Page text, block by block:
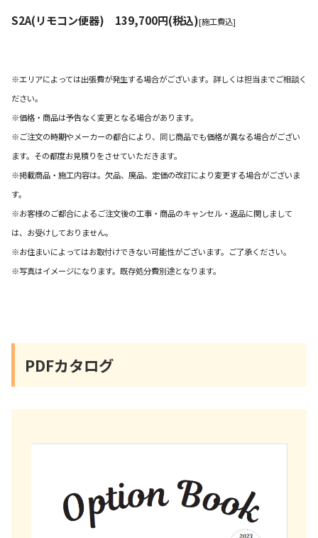
S2A(リモコン便器) 139,700円(税込)[施工費込]
※エリアによっては出張費が発生する場合がございます。詳しくは担当までご相談く
ださい。
※価格・商品は予告なく変更となる場合があります。
※ご注文の時期やメーカーの都合により、同じ商品でも価格が異なる場合がござい
ます。その都度お見積りをさせていただきます。
※掲載商品・施工内容は。欠品、廃品、定価の改訂により変更する場合がございま
す。
※お客様のご都合によるご注文後の工事・商品のキャンセル・返品に関しまして
は、お受けしておりません。
※お住まいによってはお取付けできない可能性がございます。ご了承ください。
※写真はイメージになります。既存処分費別途となります。
PDFカタログ